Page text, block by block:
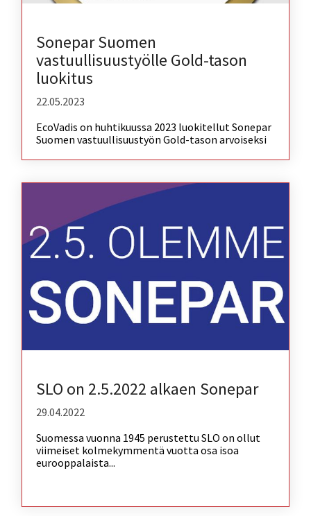
Sonepar Suomen
vastuullisuustyölle Gold-tason
luokitus
22.05.2023
EcoVadis on huhtikuussa 2023 luokitellut Sonepar
Suomen vastuullisuustyön Gold-tason arvoiseksi
SLO on 2.5.2022 alkaen Sonepar
29.04.2022
Suomessa vuonna 1945 perustettu SLO on ollut
viimeiset kolmekymmentä vuotta osa isoa
eurooppalaista...